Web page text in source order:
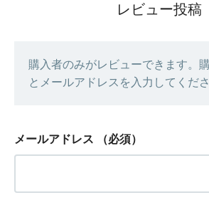
レビュー投稿
購入者のみがレビューできます。
とメールアドレスを入力してくださ
メールアドレス （必須）